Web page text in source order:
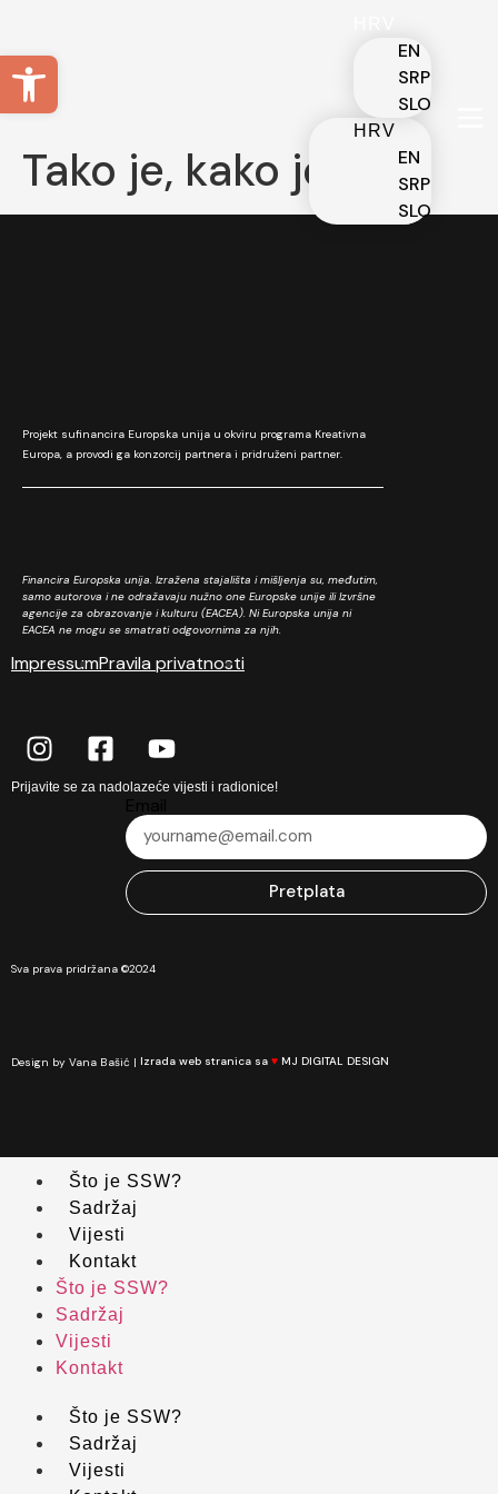
EN
SRP
SLO
HRV
EN
SRP
SLO
Tako je, kako je
Projekt sufinancira Europska unija u okviru programa Kreativna
Europa, a provodi ga konzorcij partnera i pridruženi partner.
Financira Europska unija. Izražena stajališta i mišljenja su, međutim,
samo autorova i ne odražavaju nužno one Europske unije ili Izvršne
agencije za obrazovanje i kulturu (EACEA). Ni Europska unija ni
EACEA ne mogu se smatrati odgovornima za njih.
ImpressumPravila privatnosti
Prijavite se za nadolazeće vijesti i radionice!
Pretplata
Sva prava pridržana ©2024
Design by Vana Bašić | Izrada web stranica sa ♥ MJ DIGITAL DESIGN
Što je SSW?
Sadržaj
Vijesti
Kontakt
Što je SSW?
Sadržaj
Vijesti
Kontakt
Što je SSW?
Sadržaj
Vijesti
Open toolbar